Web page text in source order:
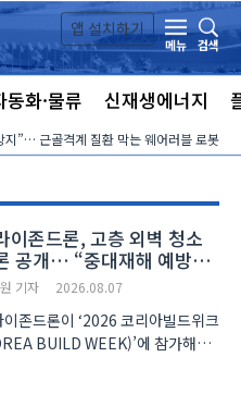
앱 설치하기
메뉴
검색
동화·물류 신재생에너지
”… 근골격계 질환 막는 웨어러블 로봇
이존드론, 고층 외벽 청소
공개… “중대재해 예방
”기자 2026.08.07
이존드론이 ‘2026 코리아빌드위크
BUILD WEEK)’에 참가해